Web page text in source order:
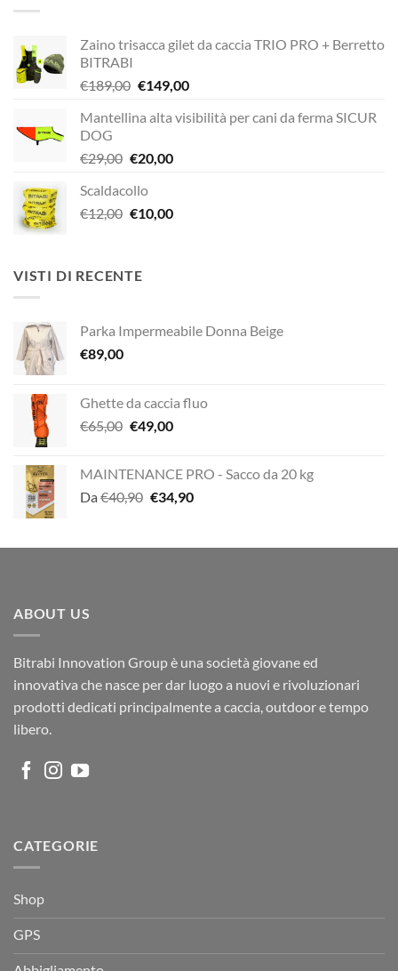
Zaino trisacca gilet da caccia TRIO PRO + Berretto
BITRABI
€189,00 Il
originale
€189,00.
€149,00Il
attuale
Mantellina alta visibilità per cani da ferma SICUR
DOG
€29,00 Il
originale
era:
€20,00Il
è:
Scaldacollo
€12,00 Il
era:
€10,00Il
VISTI DI RECENTE
Parka Impermeabile Donna Beige
€89,00
Ghette da caccia fluo
€65,00 Il
era:
€65,00.
€49,00Il
è:
€49,00.
MAINTENANCE PRO - Sacco da 20 kg
Da €40,90 Il
era:
€34,90Il
è:
ABOUT US
Bitrabi Innovation Group è una società giovane ed
innovativa che nasce per dar luogo a nuovi e rivoluzionari
prodotti dedicati principalmente a caccia, outdoor e tempo
libero.
CATEGORIE
Shop
GPS